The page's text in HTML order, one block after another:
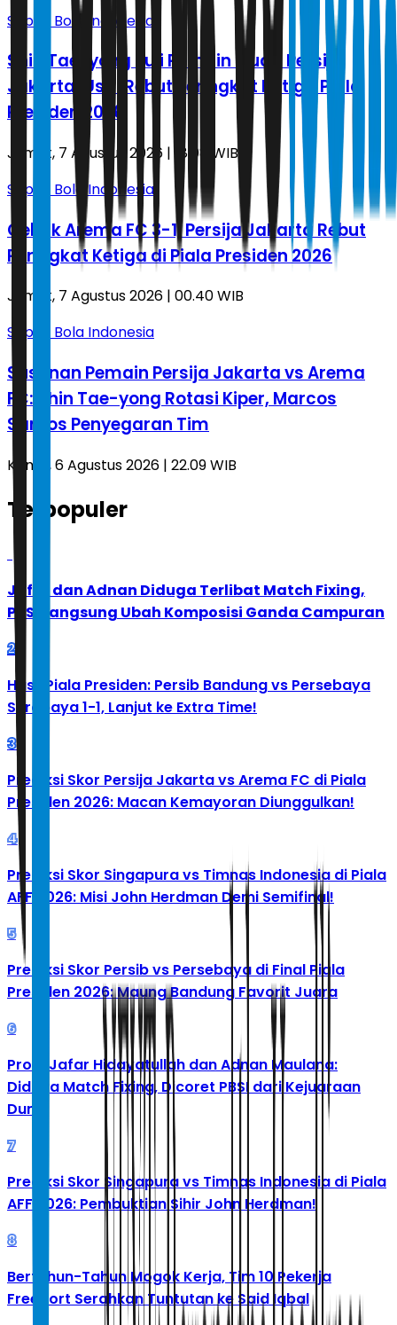
Sepak Bola Indonesia
Shin Tae-yong Puji Pemain Muda Persija
Jakarta, Usai Rebut Peringkat Ketiga Piala
Presiden 2026
Jumat, 7 Agustus 2026 | 18.08 WIB
Sepak Bola Indonesia
Gebuk Arema FC 3-1, Persija Jakarta Rebut
Peringkat Ketiga di Piala Presiden 2026
Jumat, 7 Agustus 2026 | 00.40 WIB
Sepak Bola Indonesia
Susunan Pemain Persija Jakarta vs Arema
FC: Shin Tae-yong Rotasi Kiper, Marcos
Santos Penyegaran Tim
Kamis, 6 Agustus 2026 | 22.09 WIB
Terpopuler
Jafar dan Adnan Diduga Terlibat Match Fixing,
PBSI Langsung Ubah Komposisi Ganda Campuran
2
Hasil Piala Presiden: Persib Bandung vs Persebaya
Surabaya 1-1, Lanjut ke Extra Time!
3
Prediksi Skor Persija Jakarta vs Arema FC di Piala
Presiden 2026: Macan Kemayoran Diunggulkan!
4
Prediksi Skor Singapura vs Timnas Indonesia di Piala
AFF 2026: Misi John Herdman Demi Semifinal!
5
Prediksi Skor Persib vs Persebaya di Final Piala
Presiden 2026: Maung Bandung Favorit Juara
6
Profil Jafar Hidayatullah dan Adnan Maulana:
Diduga Match Fixing, Dicoret PBSI dari Kejuaraan
Dunia
7
Prediksi Skor Singapura vs Timnas Indonesia di Piala
AFF 2026: Pembuktian Sihir John Herdman!
8
Bertahun-Tahun Mogok Kerja, Tim 10 Pekerja
Freeport Serahkan Tuntutan ke Said Iqbal